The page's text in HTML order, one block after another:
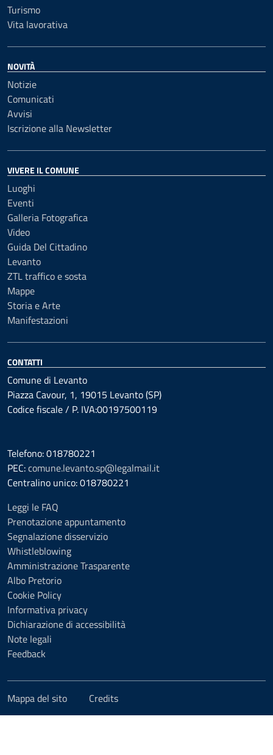
Turismo
Vita lavorativa
NOVITÀ
Notizie
Comunicati
Avvisi
Iscrizione alla Newsletter
VIVERE IL COMUNE
Luoghi
Eventi
Galleria Fotografica
Video
Guida Del Cittadino
Levanto
ZTL traffico e sosta
Mappe
Storia e Arte
Manifestazioni
CONTATTI
Comune di Levanto
Piazza Cavour, 1, 19015 Levanto (SP)
Codice fiscale / P. IVA:00197500119
Telefono: 018780221
PEC:comune.levanto.sp@legalmail.it
Centralino unico: 018780221
Leggi le FAQ
Prenotazione appuntamento
Segnalazione disservizio
Whistleblowing
Amministrazione Trasparente
Albo Pretorio
Cookie Policy
Informativa privacy
Dichiarazione di accessibilità
Note legali
Feedback
Mappa del sito Credits